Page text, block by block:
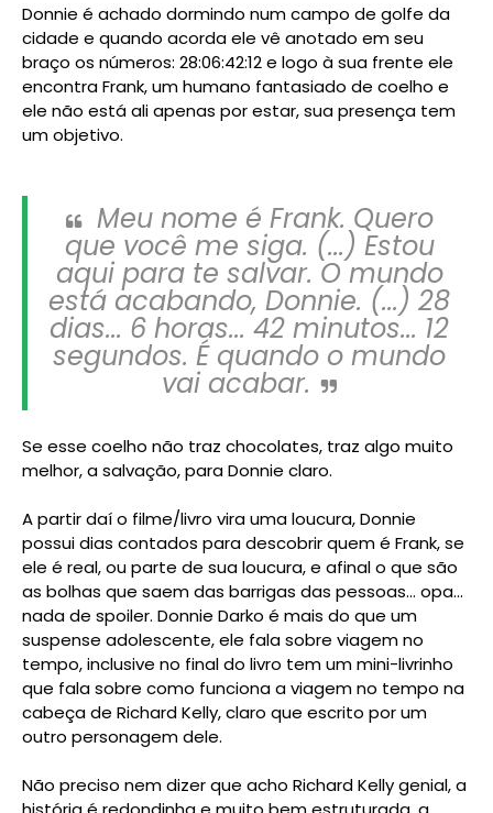
Donnie é achado dormindo num campo de golfe da
cidade e quando acorda ele vê anotado em seu
braço os números: 28:06:42:12 e logo à sua frente ele
encontra Frank, um humano fantasiado de coelho e
ele não está ali apenas por estar, sua presença tem
um objetivo.
Meu nome é Frank. Quero
que você me siga. (...) Estou
aqui para te salvar. O mundo
está acabando, Donnie. (...) 28
dias... 6 horas... 42 minutos... 12
segundos. É quando o mundo
vai acabar.
Se esse coelho não traz chocolates, traz algo muito
melhor, a salvação, para Donnie claro.
A partir daí o filme/livro vira uma loucura, Donnie
possui dias contados para descobrir quem é Frank, se
ele é real, ou parte de sua loucura, e afinal o que são
as bolhas que saem das barrigas das pessoas... opa...
nada de spoiler. Donnie Darko é mais do que um
suspense adolescente, ele fala sobre viagem no
tempo, inclusive no final do livro tem um mini-livrinho
que fala sobre como funciona a viagem no tempo na
cabeça de Richard Kelly, claro que escrito por um
outro personagem dele.
Não preciso nem dizer que acho Richard Kelly genial, a